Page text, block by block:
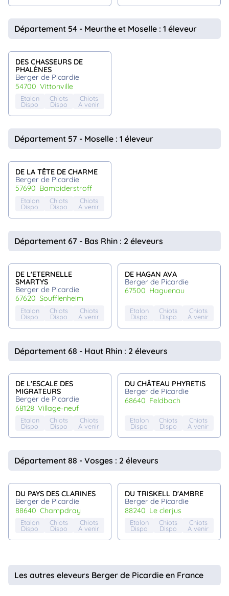
Département 54 - Meurthe et Moselle : 1 éleveur
DES CHASSEURS DE
PHALÈNES
Berger de Picardie
54700
vittonville
Etalon
Dispo
Chiots
Dispo
Chiots
A venir
Département 57 - Moselle : 1 éleveur
DE LA TÊTE DE CHARME
Berger de Picardie
57690
bambiderstroff
Etalon
Dispo
Chiots
Dispo
Chiots
A venir
Département 67 - Bas Rhin : 2 éleveurs
DE L'ETERNELLE
SMARTYS
Berger de Picardie
67620
soufflenheim
Etalon
Dispo
Chiots
Dispo
Chiots
A venir
DE HAGAN AVA
Berger de Picardie
67500
haguenau
Etalon
Dispo
Chiots
Dispo
Chiots
A venir
Département 68 - Haut Rhin : 2 éleveurs
DE L'ESCALE DES
MIGRATEURS
Berger de Picardie
68128
village-neuf
Etalon
Dispo
Chiots
Dispo
Chiots
A venir
DU CHÂTEAU PHYRETIS
Berger de Picardie
68640
feldbach
Etalon
Dispo
Chiots
Dispo
Chiots
A venir
Département 88 - Vosges : 2 éleveurs
DU PAYS DES CLARINES
Berger de Picardie
88640
champdray
Etalon
Dispo
Chiots
Dispo
Chiots
A venir
DU TRISKELL D'AMBRE
Berger de Picardie
88240
le clerjus
Etalon
Dispo
Chiots
Dispo
Chiots
A venir
Les autres eleveurs Berger de Picardie en France